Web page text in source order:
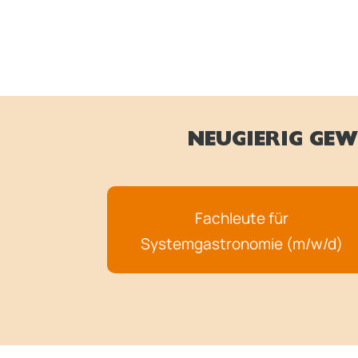
NEUGIERIG
Fachleute für
Systemgastronomie (m/w/d)